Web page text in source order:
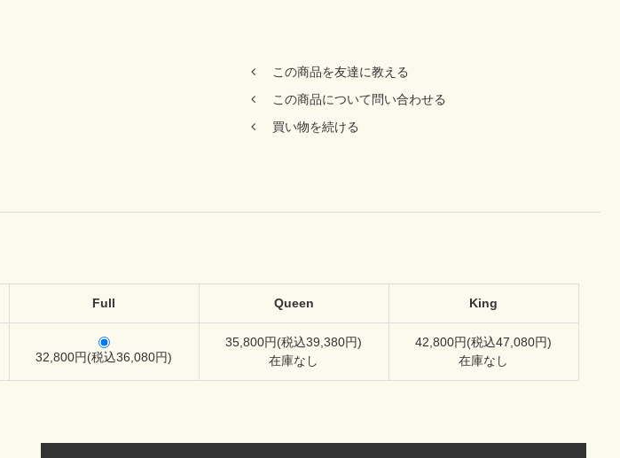
この商品を友達に教える
この商品について問い合わせる
買い物を続ける
Full Queen King
32,800円(税込36,080円)
35,800円(税込39,380円)
在庫なし
42,800円(税込47,080円)
在庫なし